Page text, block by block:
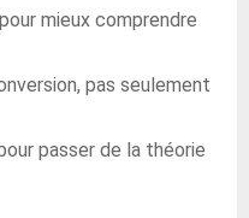
mieux comprendre
pas seulement
passer de la théorie